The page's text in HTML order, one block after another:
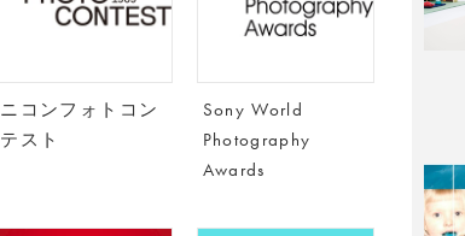
ニコンフォトコン
テスト
Sony World
Photography
Awards